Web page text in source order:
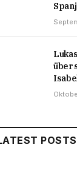
über
POSTS